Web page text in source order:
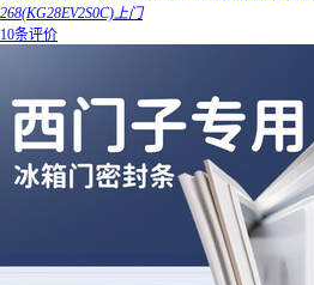
268(KG28EV2S0C)上门
10条评价